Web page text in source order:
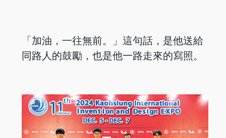
「加油，一往無前。」這句話，是他送給
同路人的鼓勵，也是他一路走來的寫照。